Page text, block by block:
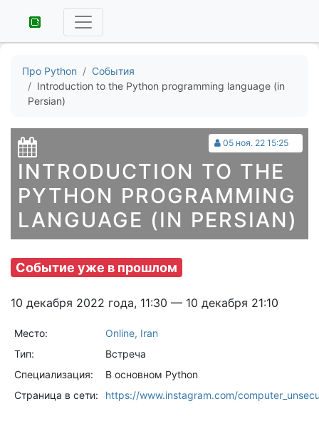
Про Python
События
Introduction to the Python programming language (in
Persian)
05 ноя. 22 15:25
INTRODUCTION TO THE
PYTHON PROGRAMMING
LANGUAGE (IN PERSIAN)
Событие уже в прошлом
10 декабря 2022 года, 11:30 — 10 декабря 21:10
Место:
Online, Iran
Тип:
Встреча
Специализация:
В основном Python
Страница в сети:
https://www.instagram.com/